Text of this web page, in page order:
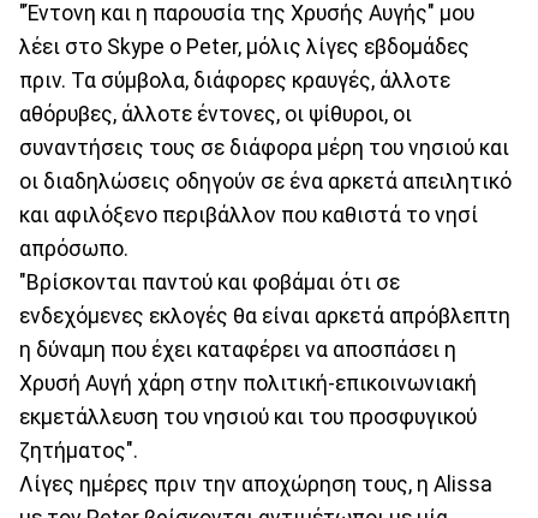
"Έντονη και η παρουσία της Χρυσής Αυγής" μου
λέει στο Skype ο Peter, μόλις λίγες εβδομάδες
πριν. Τα σύμβολα, διάφορες κραυγές, άλλοτε
αθόρυβες, άλλοτε έντονες, οι ψίθυροι, οι
συναντήσεις τους σε διάφορα μέρη του νησιού και
οι διαδηλώσεις οδηγούν σε ένα αρκετά απειλητικό
και αφιλόξενο περιβάλλον που καθιστά το νησί
απρόσωπο.
"Βρίσκονται παντού και φοβάμαι ότι σε
ενδεχόμενες εκλογές θα είναι αρκετά απρόβλεπτη
η δύναμη που έχει καταφέρει να αποσπάσει η
Χρυσή Αυγή χάρη στην πολιτική-επικοινωνιακή
εκμετάλλευση του νησιού και του προσφυγικού
ζητήματος".
Λίγες ημέρες πριν την αποχώρηση τους, η Alissa